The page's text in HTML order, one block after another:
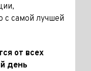
с самой лучшей
от всех
день